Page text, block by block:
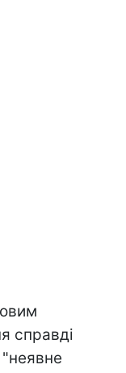
справді